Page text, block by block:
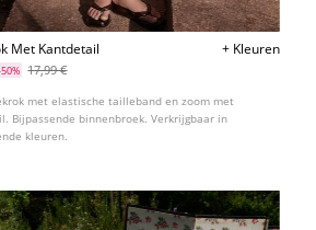
Met Kantdetail
+ Kleuren
17,99 €
met elastische tailleband en zoom met
Bijpassende binnenbroek. Verkrijgbaar in
kleuren.